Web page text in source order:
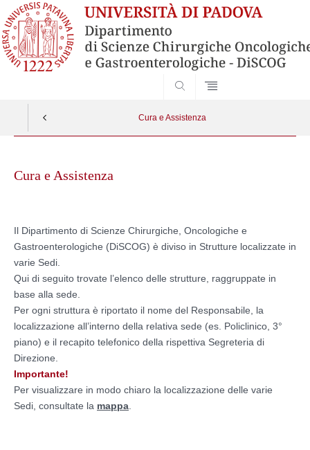
Cura e Assistenza
contentCura e Assistenza
Il Dipartimento di Scienze Chirurgiche, Oncologiche e
Gastroenterologiche (DiSCOG) è diviso in Strutture localizzate in
varie Sedi.
Qui di seguito trovate l’elenco delle strutture, raggruppate in
base alla sede.
Per ogni struttura è riportato il nome del Responsabile, la
localizzazione all’interno della relativa sede (es. Policlinico, 3°
piano) e il recapito telefonico della rispettiva Segreteria di
Direzione.
Importante!
Per visualizzare in modo chiaro la localizzazione delle varie
Sedi, consultate la mappa